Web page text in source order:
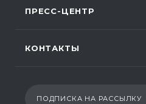
ПРЕСС-ЦЕНТР
КОНТАКТЫ
ПОДПИСКА НА РАССЫЛКУ